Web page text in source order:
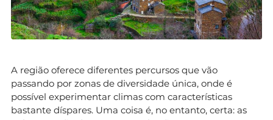
A região oferece diferentes percursos que vão
passando por zonas de diversidade única, onde é
possível experimentar climas com características
bastante díspares. Uma coisa é, no entanto, certa: as